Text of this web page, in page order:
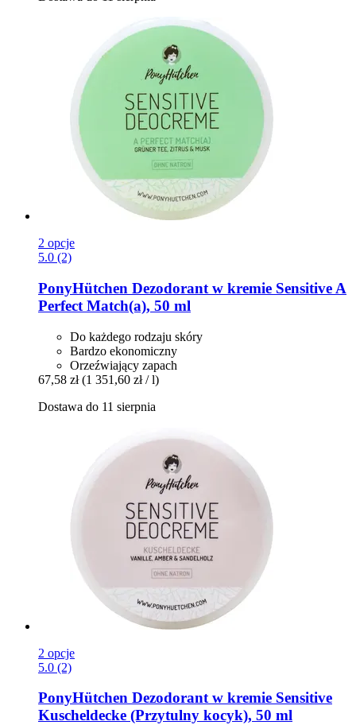
2 opcje
5.0 (2)
PonyHütchen Dezodorant w kremie Sensitive A
Perfect Match(a), 50 ml
Do każdego rodzaju skóry
Bardzo ekonomiczny
Orzeźwiający zapach
67,58 zł (1 351,60 zł / l)
Dostawa do 11 sierpnia
2 opcje
5.0 (2)
PonyHütchen Dezodorant w kremie Sensitive
Kuscheldecke (Przytulny kocyk), 50 ml